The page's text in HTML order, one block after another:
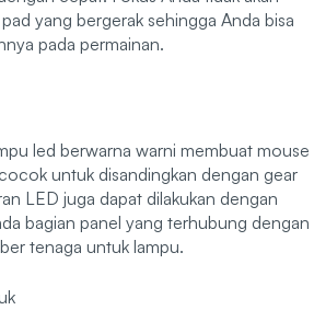
yang bergerak sehingga Anda bisa
pada permainan.
led berwarna warni membuat mouse
untuk disandingkan dengan gear
LED juga dapat dilakukan dengan
bagian panel yang terhubung dengan
tenaga untuk lampu.